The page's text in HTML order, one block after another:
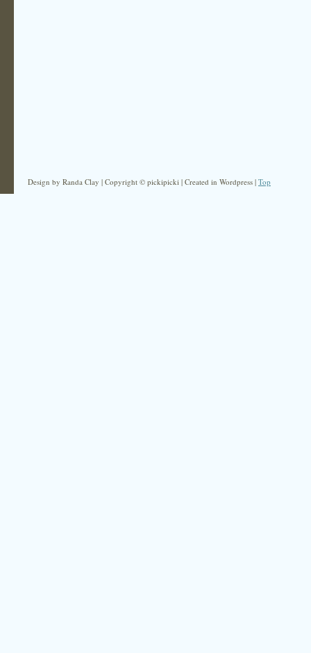
Design by Randa Clay | Copyright © pickipicki | Created in Wordpress | Top